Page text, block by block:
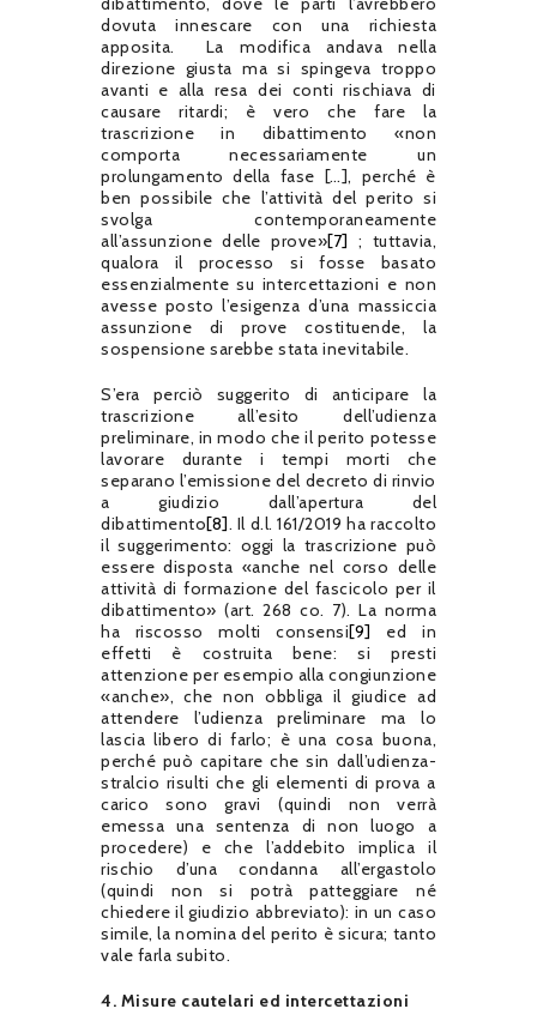
dovuta innescare con una richiesta
apposita. La modifica andava nella
direzione giusta ma si spingeva troppo
avanti e alla resa dei conti rischiava di
causare ritardi; è vero che fare la
trascrizione in dibattimento «non
comporta necessariamente un
prolungamento della fase […], perché è
ben possibile che l’attività del perito si
svolga contemporaneamente
all’assunzione delle prove»[7] ; tuttavia,
qualora il processo si fosse basato
essenzialmente su intercettazioni e non
avesse posto l’esigenza d’una massiccia
assunzione di prove costituende, la
sospensione sarebbe stata inevitabile.
S’era perciò suggerito di anticipare la
trascrizione all’esito dell’udienza
preliminare, in modo che il perito potesse
lavorare durante i tempi morti che
separano l’emissione del decreto di rinvio
a giudizio dall’apertura del
dibattimento[8]. Il d.l. 161/2019 ha raccolto
il suggerimento: oggi la trascrizione può
essere disposta «anche nel corso delle
attività di formazione del fascicolo per il
dibattimento» (art. 268 co. 7). La norma
ha riscosso molti consensi[9]
ed in
effetti è costruita bene: si presti
attenzione per esempio alla congiunzione
«anche», che non obbliga il giudice ad
attendere l’udienza preliminare ma lo
lascia libero di farlo; è una cosa buona,
perché può capitare che sin dall’udienza-
stralcio risulti che gli elementi di prova a
carico sono gravi (quindi non verrà
emessa una sentenza di non luogo a
procedere) e che l’addebito implica il
rischio d’una condanna all’ergastolo
(quindi non si potrà patteggiare né
chiedere il giudizio abbreviato): in un caso
simile, la nomina del perito è sicura; tanto
vale farla subito.
4. Misure cautelari ed intercettazioni